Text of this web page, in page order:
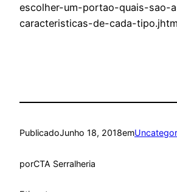
escolher-um-portao-quais-sao-
caracteristicas-de-cada-tipo.jhtm
PublicadoJunho 18, 2018em
porCTA Serralheria